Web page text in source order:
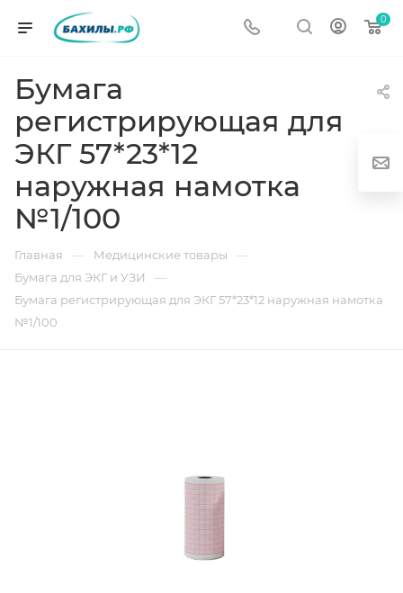
0
Бумага
регистрирующая для
ЭКГ 57*23*12
наружная намотка
№1/100
Главная — Медицинские товары —
Бумага для ЭКГ и УЗИ —
Бумага регистрирующая для ЭКГ 57*23*12 наружная намотка
№1/100